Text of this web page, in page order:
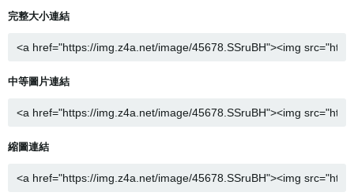
完整大小連結
中等圖片連結
縮圖連結